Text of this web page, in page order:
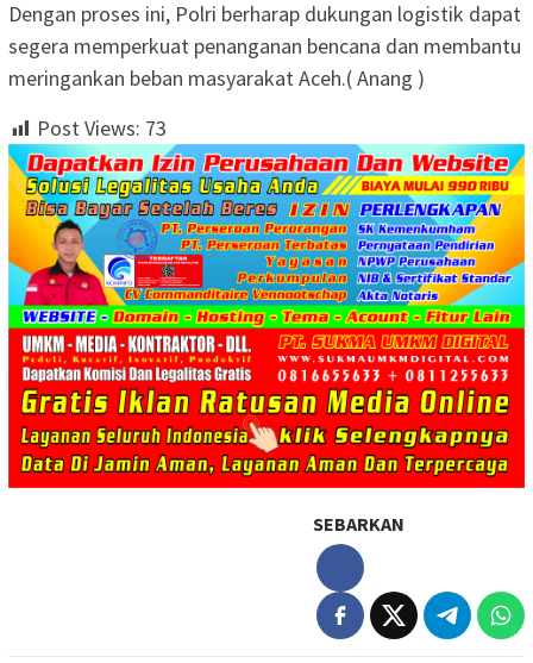
Dengan proses ini, Polri berharap dukungan logistik dapat
segera memperkuat penanganan bencana dan membantu
meringankan beban masyarakat Aceh.( Anang )
Post Views: 73
SEBARKAN